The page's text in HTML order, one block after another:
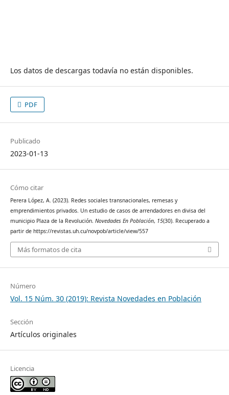
Los datos de descargas todavía no están disponibles.
PDF
Publicado
2023-01-13
Cómo citar
Perera López, A. (2023). Redes sociales transnacionales, remesas y
emprendimientos privados. Un estudio de casos de arrendadores en divisa del
municipio Plaza de la Revolución. Novedades En Población, 15(30). Recuperado a
partir de https://revistas.uh.cu/novpob/article/view/557
Más formatos de cita
Número
Vol. 15 Núm. 30 (2019): Revista Novedades en Población
Sección
Artículos originales
Licencia